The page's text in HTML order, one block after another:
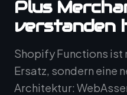
Plus
verstanden
Shopify Functions ist
Ersatz, sondern eine
Architektur: